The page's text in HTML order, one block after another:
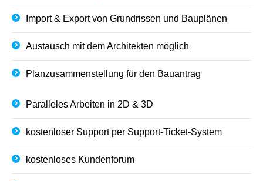
Import & Export von Grundrissen und Bauplänen
Austausch mit dem Architekten möglich
Planzusammenstellung für den Bauantrag
Paralleles Arbeiten in 2D & 3D
kostenloser Support per Support-Ticket-System
kostenloses Kundenforum